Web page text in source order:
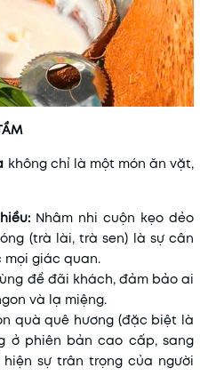
không chỉ là một món ăn vặt,
Nhâm nhi cuộn kẹo dẻo
(trà lài, trà sen) là sự cân
mọi giác quan.
để đãi khách, đảm bảo ai
và lạ miệng.
quà quê hương (đặc biệt là
ở phiên bản cao cấp, sang
sự trân trọng của người